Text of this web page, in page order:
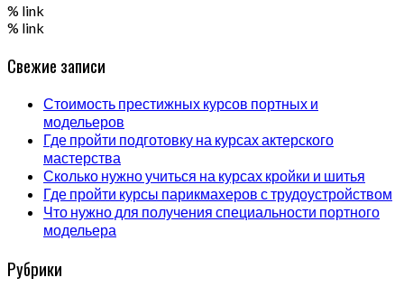
% link
% link
Свежие записи
Стоимость престижных курсов портных и
модельеров
Где пройти подготовку на курсах актерского
мастерства
Сколько нужно учиться на курсах кройки и шитья
Где пройти курсы парикмахеров с трудоустройством
Что нужно для получения специальности портного
модельера
Рубрики